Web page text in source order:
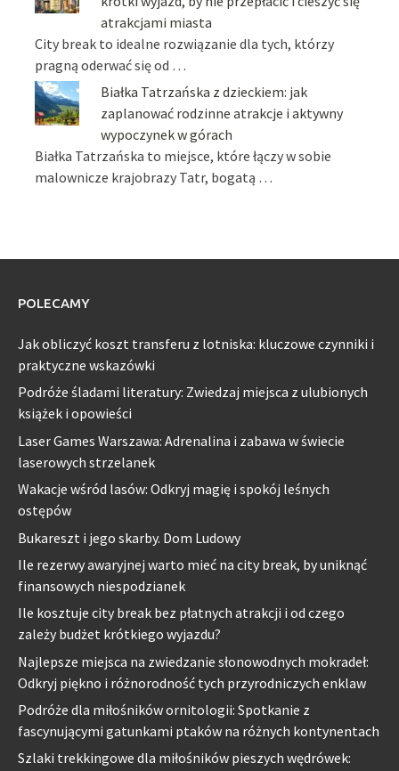
atrakcjami miasta
City break to idealne rozwiązanie dla tych, którzy
pragną oderwać się od …
Białka Tatrzańska z dzieckiem: jak
zaplanować rodzinne atrakcje i aktywny
wypoczynek w górach
Białka Tatrzańska to miejsce, które łączy w sobie
malownicze krajobrazy Tatr, bogatą …
POLECAMY
Jak obliczyć koszt transferu z lotniska: kluczowe czynniki i
praktyczne wskazówki
Podróże śladami literatury: Zwiedzaj miejsca z ulubionych
książek i opowieści
Laser Games Warszawa: Adrenalina i zabawa w świecie
laserowych strzelanek
Wakacje wśród lasów: Odkryj magię i spokój leśnych
ostępów
Bukareszt i jego skarby. Dom Ludowy
Ile rezerwy awaryjnej warto mieć na city break, by uniknąć
finansowych niespodzianek
Ile kosztuje city break bez płatnych atrakcji i od czego
zależy budżet krótkiego wyjazdu?
Najlepsze miejsca na zwiedzanie słonowodnych mokradeł:
Odkryj piękno i różnorodność tych przyrodniczych enklaw
Podróże dla miłośników ornitologii: Spotkanie z
fascynującymi gatunkami ptaków na różnych kontynentach
Szlaki trekkingowe dla miłośników pieszych wędrówek: